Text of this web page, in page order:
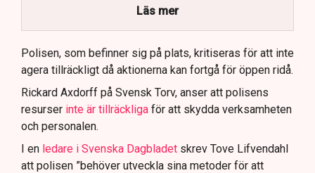
brottsmisstankar kopplade.
Polisen använder drönare och uniformerad polis
för att dokumentera bevis.
Samtidigt är polisarbetet komplext när det gäller
att navigera juridiska rättigheter och gränser.
Läs mer
Polisen, som befinner sig på plats, kritiseras för att inte
agera tillräckligt då aktionerna kan fortgå för öppen ridå.
Rickard Axdorff på Svensk Torv, anser att polisens
resurser inte är tillräckliga för att skydda verksamheten
och personalen.
I en ledare i Svenska Dagbladet skrev Tove Lifvendahl
att polisen ”behöver utveckla sina metoder för att